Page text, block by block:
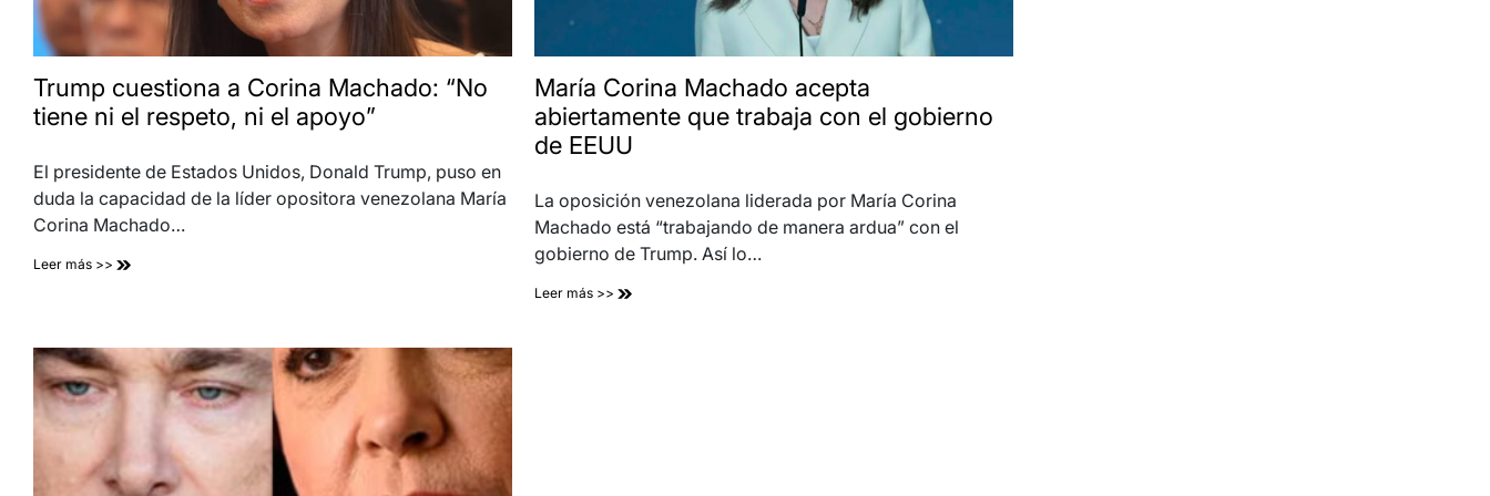
Trump cuestiona a Corina Machado: “No
tiene ni el respeto, ni el apoyo”
El presidente de Estados Unidos, Donald Trump, puso en
duda la capacidad de la líder opositora venezolana María
Corina Machado…
Leer más >>
María Corina Machado acepta
abiertamente que trabaja con el gobierno
de EEUU
La oposición venezolana liderada por María Corina
Machado está “trabajando de manera ardua” con el
gobierno de Trump. Así lo…
Leer más >>